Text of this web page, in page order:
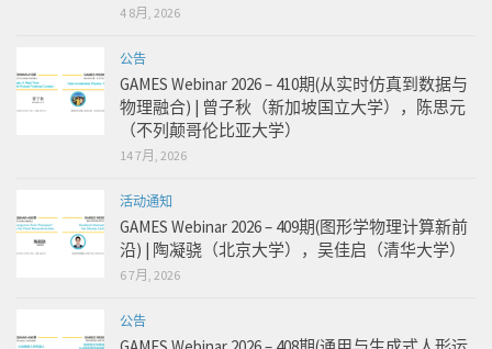
4 8月, 2026
公告
GAMES Webinar 2026 – 410期(从实时仿真到数据与
物理融合) | 曾子秋（新加坡国立大学），陈思元
（不列颠哥伦比亚大学）
14 7月, 2026
活动通知
GAMES Webinar 2026 – 409期(图形学物理计算新前
沿) | 陶凝骁（北京大学），吴佳启（清华大学）
6 7月, 2026
公告